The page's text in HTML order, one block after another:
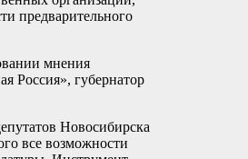
предварительного
мнения
Россия», губернатор
Новосибирска
все возможности